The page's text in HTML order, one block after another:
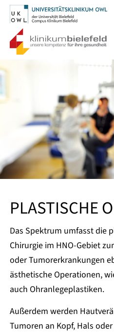
PLASTISCHE
Das Spektrum umfasst die
Chirurgie im HNO-Gebiet
oder Tumorerkrankungen
ästhetische Operationen,
auch Ohranlegeplastiken.
Außerdem werden
Tumoren an Kopf, Hals